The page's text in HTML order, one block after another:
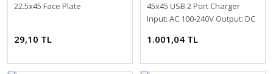
22.5x45 Face Plate
29,10 TL
45x45 USB 2 Port Charger
Input: AC 100-240V Output: DC
1.001,04 TL